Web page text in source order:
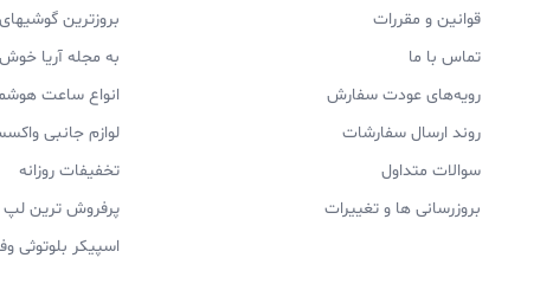
قوانین و مقررات
تماس با ما
رویه‌های عودت سفارش
روند ارسال سفارشات
سوالات متداول
بروزرسانی ها و تغییرات
بروزترین گوشیهای
به مجله آریا
انواع ساعت
لوازم جانبی
تخفیفات روزانه
پرفروش ترین لپ
اسپیکر بلوتوثی